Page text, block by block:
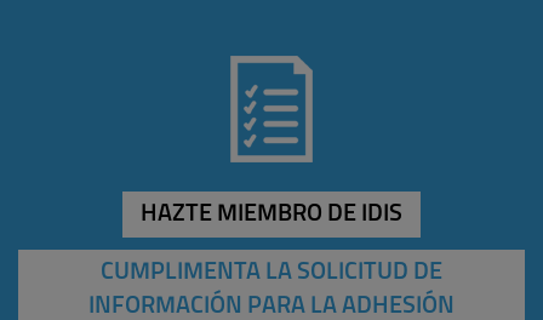
HAZTE MIEMBRO DE IDIS
CUMPLIMENTA LA SOLICITUD DE
INFORMACIÓN PARA LA ADHESIÓN